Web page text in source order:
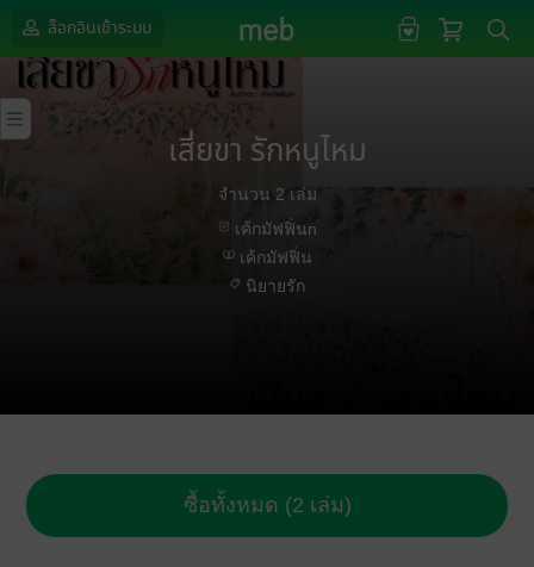
ล็อกอินเข้าระบบ
เสี่ยขา รักหนูไหม
จำนวน 2 เล่ม
เค้กมัฟฟิ่นn
เค้กมัฟฟิ่น
นิยายรัก
ซื้อทั้งหมด (2 เล่ม)